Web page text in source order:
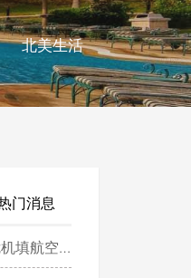
北美生活
门消息
市场空白